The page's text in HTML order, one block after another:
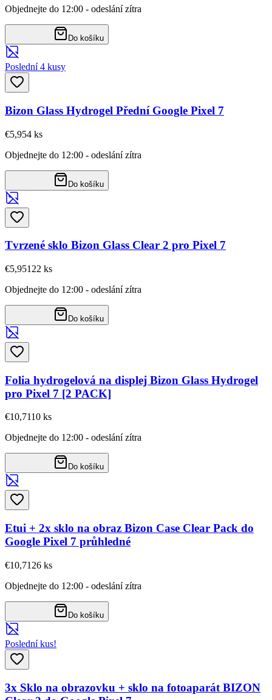
Objednejte do 12:00 - odeslání zítra
Do košíku
Poslední 4 kusy
Bizon Glass Hydrogel Přední Google Pixel 7
€5,954 ks
Objednejte do 12:00 - odeslání zítra
Do košíku
Tvrzené sklo Bizon Glass Clear 2 pro Pixel 7
€5,95122 ks
Objednejte do 12:00 - odeslání zítra
Do košíku
Folia hydrogelová na displej Bizon Glass Hydrogel
pro Pixel 7 [2 PACK]
€10,7110 ks
Objednejte do 12:00 - odeslání zítra
Do košíku
Etui + 2x sklo na obraz Bizon Case Clear Pack do
Google Pixel 7 průhledné
€10,71 26 ks
Objednejte do 12:00 - odeslání zítra
Do košíku
Poslední kus!
3x Sklo na obrazovku + sklo na fotoaparát BIZON